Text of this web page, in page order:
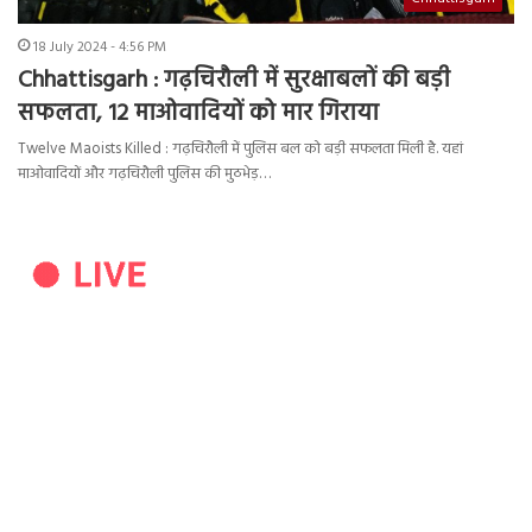
18 July 2024 - 4:56 PM
Chhattisgarh : गढ़चिरौली में सुरक्षाबलों की बड़ी
सफलता, 12 माओवादियों को मार गिराया
Twelve Maoists Killed : गढ़चिरौली में पुलिस बल को बड़ी सफलता मिली है. यहां
माओवादियों और गढ़चिरौली पुलिस की मुठभेड़…